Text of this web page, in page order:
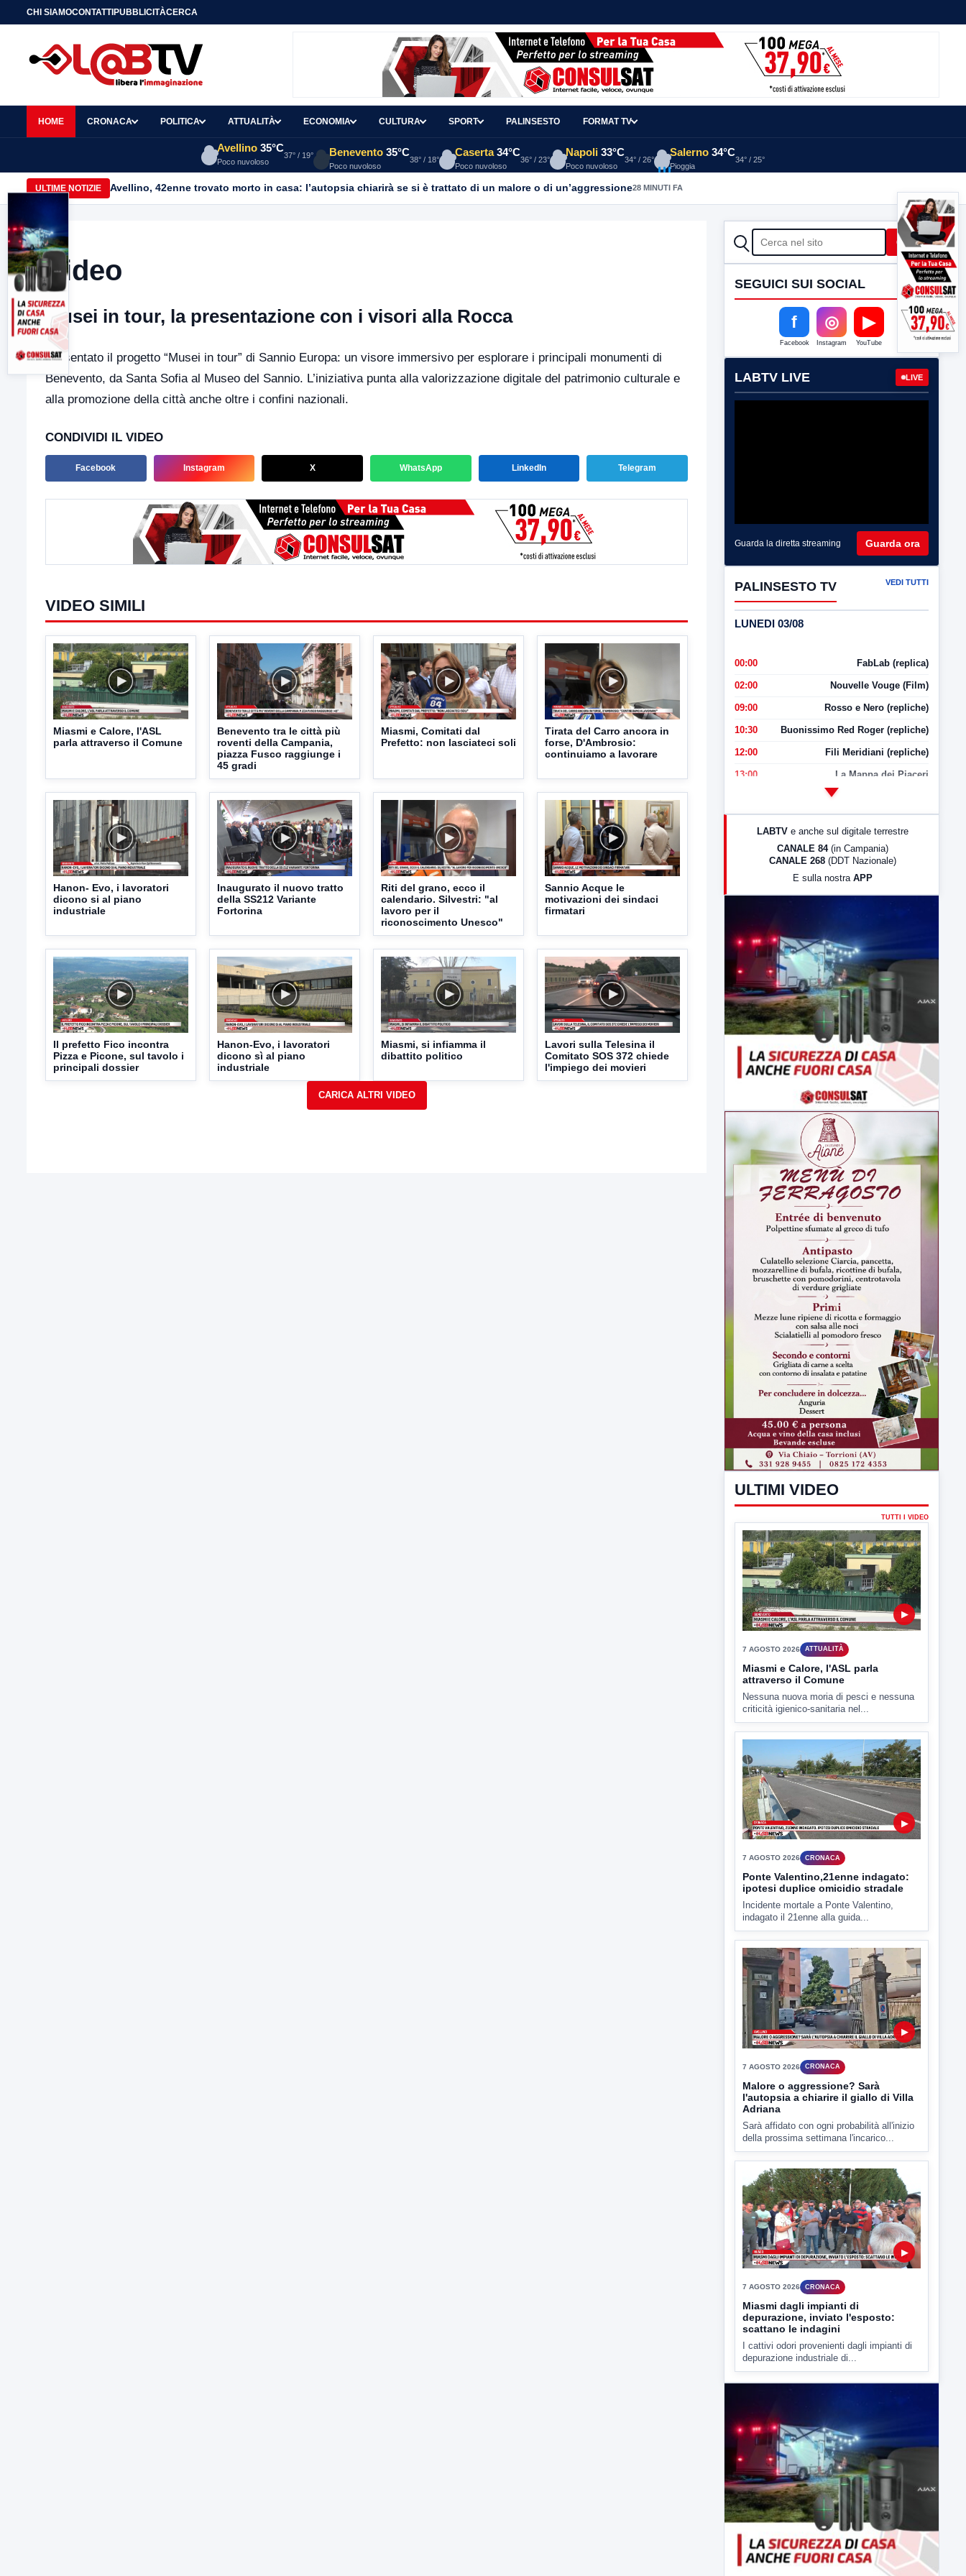
CHI SIAMOCONTATTIPUBBLICITÀCERCA
HOME CRONACA POLITICA ATTUALITÀ ECONOMIA CULTURA SPORT PALINSESTO FORMAT TV
Avellino 35°C
Poco nuvoloso
37° / 19° Benevento 35°C
Poco nuvoloso
38° / 18°
Caserta 34°C
Poco nuvoloso
36° / 23°
Napoli 33°C
Poco nuvoloso
34° / 26°
Salerno 34°C
Pioggia
34° / 25°
ULTIME NOTIZIE Avellino, 42enne trovato morto in casa: l’autopsia chiarirà se si è trattato di un malore o di un’aggressione28 MINUTI FA
Video
Musei in tour, la presentazione con i visori alla Rocca
Presentato il progetto “Musei in tour” di Sannio Europa: un visore immersivo per esplorare i principali monumenti di
Benevento, da Santa Sofia al Museo del Sannio. L’iniziativa punta alla valorizzazione digitale del patrimonio culturale e
alla promozione della città anche oltre i confini nazionali.
CONDIVIDI IL VIDEO
Facebook Instagram X WhatsApp LinkedIn Telegram
VIDEO SIMILI
Miasmi e Calore, l'ASL
parla attraverso il Comune
Benevento tra le città più
roventi della Campania,
piazza Fusco raggiunge i
45 gradi
Miasmi, Comitati dal
Prefetto: non lasciateci soli
Tirata del Carro ancora in
forse, D'Ambrosio:
continuiamo a lavorare
Hanon- Evo, i lavoratori
dicono si al piano
industriale
Inaugurato il nuovo tratto
della SS212 Variante
Fortorina
Riti del grano, ecco il
calendario. Silvestri: "al
lavoro per il
riconoscimento Unesco"
Sannio Acque le
motivazioni dei sindaci
firmatari
Il prefetto Fico incontra
Pizza e Picone, sul tavolo i
principali dossier
Hanon-Evo, i lavoratori
dicono sì al piano
industriale
Miasmi, si infiamma il
dibattito politico
Lavori sulla Telesina il
Comitato SOS 372 chiede
l'impiego dei movieri
CERCA Cerca
SEGUICI SUI SOCIAL
f
Facebook
◎
Instagram
▶
YouTube
LABTV LIVE LIVE
Guarda la diretta streaming Guarda ora
PALINSESTO TV VEDI TUTTI
LUNEDI 03/08
00:00 FabLab (replica)
02:00 Nouvelle Vouge (Film)
09:00 Rosso e Nero (repliche)
10:30 Buonissimo Red Roger (repliche)
12:00 Fili Meridiani (repliche)
13:00 La Mappa dei Piaceri
LabNews (Diretta)
LABTV e anche sul digitale terrestre
CANALE 84 (in Campania)
CANALE 268 (DDT Nazionale)
E sulla nostra APP
ULTIMI VIDEO
TUTTI I VIDEO
▶
7 AGOSTO 2026 ATTUALITÀ
Miasmi e Calore, l'ASL parla
attraverso il Comune
Nessuna nuova moria di pesci e nessuna
criticità igienico-sanitaria nel...
▶
7 AGOSTO 2026 CRONACA
Ponte Valentino,21enne indagato:
ipotesi duplice omicidio stradale
Incidente mortale a Ponte Valentino,
indagato il 21enne alla guida...
▶
7 AGOSTO 2026 CRONACA
Malore o aggressione? Sarà
l'autopsia a chiarire il giallo di Villa
Adriana
Sarà affidato con ogni probabilità all'inizio
della prossima settimana l'incarico...
▶
7 AGOSTO 2026 CRONACA
Miasmi dagli impianti di
depurazione, inviato l'esposto:
scattano le indagini
I cattivi odori provenienti dagli impianti di
depurazione industriale di...